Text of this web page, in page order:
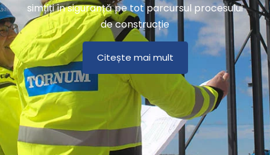
simțiți în siguranță pe tot parcursul procesului
de construcție
Citește mai mult